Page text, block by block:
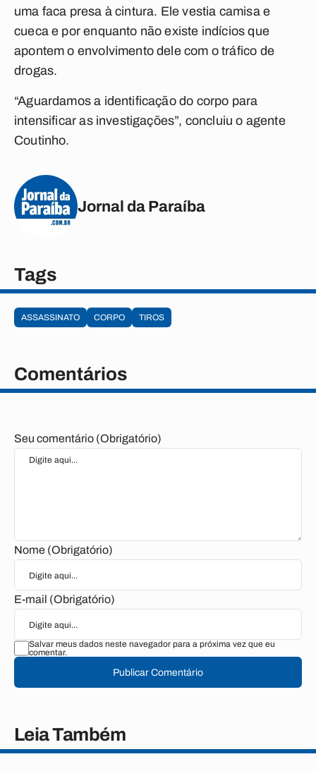
uma faca presa à cintura. Ele vestia camisa e
cueca e por enquanto não existe indícios que
apontem o envolvimento dele com o tráfico de
drogas.
“Aguardamos a identificação do corpo para
intensificar as investigações”, concluiu o agente
Coutinho.
Jornal da Paraíba
Tags
ASSASSINATO CORPO TIROS
Comentários
Seu comentário (Obrigatório)
Nome (Obrigatório)
E-mail (Obrigatório)
Salvar meus dados neste navegador para a próxima vez que eu
comentar.
Publicar Comentário
Leia Também